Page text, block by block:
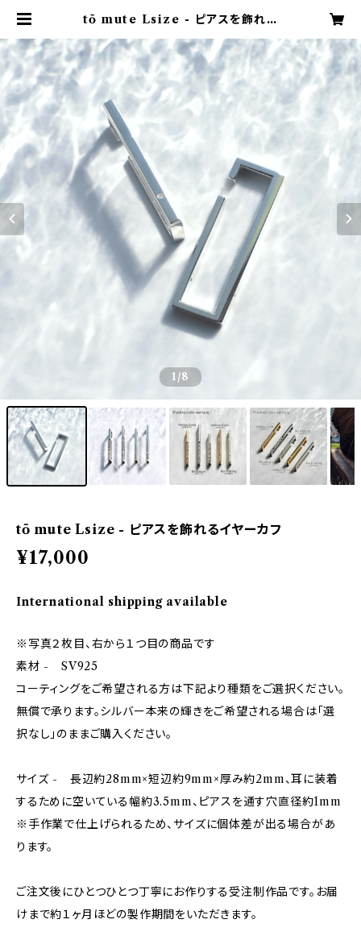
tō mute Lsize - ピアスを飾れる
1 /8
tō mute Lsize - ピアスを飾れるイヤーカフ
¥17,000
International shipping available
※写真２枚目、右から１つ目の商品です
素材 - SV925
コーティングをご希望される方は下記より種類をご選択ください。
無償で承ります。シルバー本来の輝きをご希望される場合は「選
択なし」のままご購入ください。
サイズ - 長辺約28mm×短辺約9mm×厚み約2mm、耳に装着
するために空いている幅約3.5mm、ピアスを通す穴直径約1mm
※手作業で仕上げられるため、サイズに個体差が出る場合があ
ります。
ご注文後にひとつひとつ丁寧にお作りする受注制作品です。お届
けまで約１ヶ月ほどの製作期間をいただきます。